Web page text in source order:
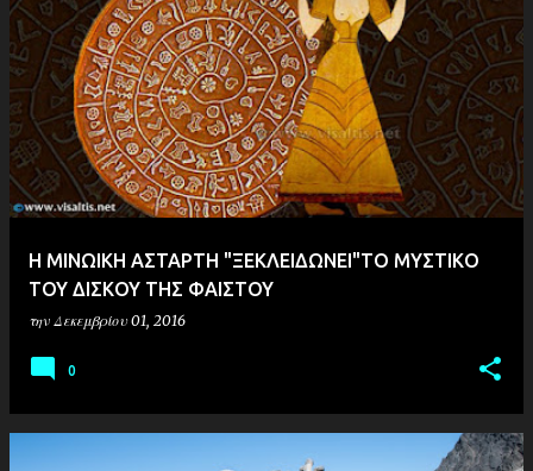
Η ΜΙΝΩΙΚΗ ΑΣΤΑΡΤΗ "ΞΕΚΛΕΙΔΩΝΕΙ"ΤΟ ΜΥΣΤΙΚΟ
ΤΟΥ ΔΙΣΚΟΥ ΤΗΣ ΦΑΙΣΤΟΥ
την Δεκεμβρίου 01, 2016
0